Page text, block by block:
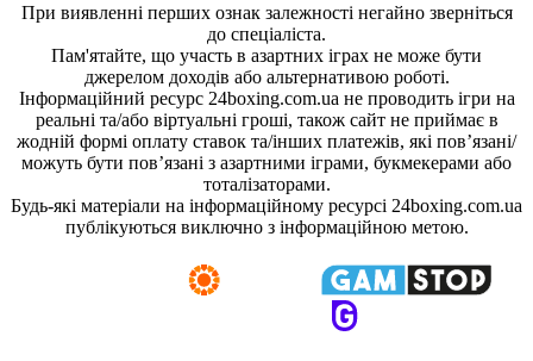
При виявленні перших ознак залежності негайно зверніться
до спеціаліста.
Пам'ятайте, що участь в азартних іграх не може бути
джерелом доходів або альтернативою роботі.
Інформаційний ресурс 24boxing.com.ua не проводить ігри на
реальні та/або віртуальні гроші, також сайт не приймає в
жодній формі оплату ставок та/інших платежів, які пов’язані/
можуть бути пов’язані з азартними іграми, букмекерами або
тоталізаторами.
Будь-які матеріали на інформаційному ресурсі 24boxing.com.ua
публікуються виключно з інформаційною метою.